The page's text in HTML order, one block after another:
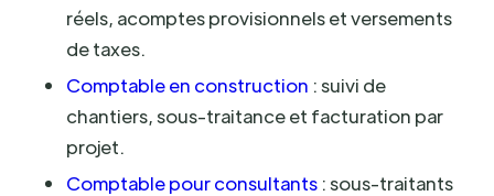
réels, acomptes provisionnels et versements
de taxes.
Comptable en construction : suivi de
chantiers, sous-traitance et facturation par
projet.
Comptable pour consultants : sous-traitants